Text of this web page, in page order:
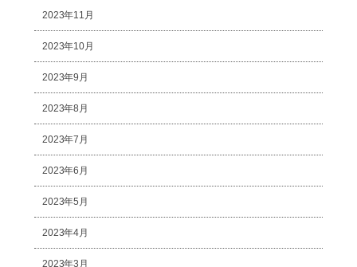
2023年11月
2023年10月
2023年9月
2023年8月
2023年7月
2023年6月
2023年5月
2023年4月
2023年3月